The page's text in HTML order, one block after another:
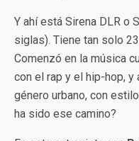
Y ahí está Sirena DLR o
siglas). Tiene tan solo
Comenzó en la música
con el rap y el hip-hop, y
género urbano, con
ha sido ese camino?